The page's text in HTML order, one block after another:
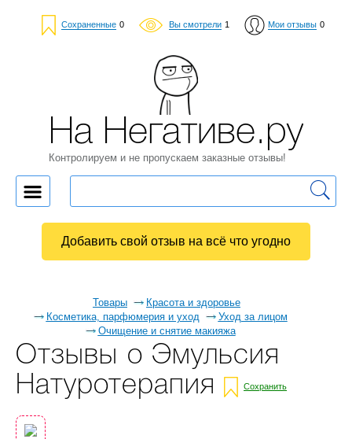
Сохраненные 0 Вы смотрели 1 Мои отзывы 0
Товары
Красота и здоровье
Косметика, парфюмерия и уход
Уход за лицом
Очищение и снятие макияжа
Отзывы о Эмульсия
Натуротерапия
Сохранить
На Негативе.ру
Контролируем и не пропускаем заказные отзывы!
Добавить свой отзыв на всё что угодно